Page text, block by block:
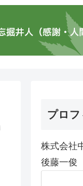
プロ
株式会社
後藤一俊